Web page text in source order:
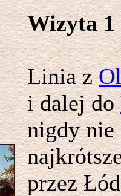
Wizyta 1
Linia z
i dalej do
nigdy nie
przez